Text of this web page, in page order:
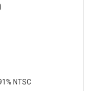
NTSC